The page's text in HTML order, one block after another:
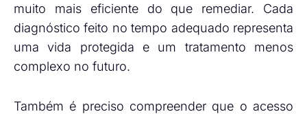
muito mais eficiente do que remediar. Cada
diagnóstico feito no tempo adequado representa
uma vida protegida e um tratamento menos
complexo no futuro.
Também é preciso compreender que o acesso